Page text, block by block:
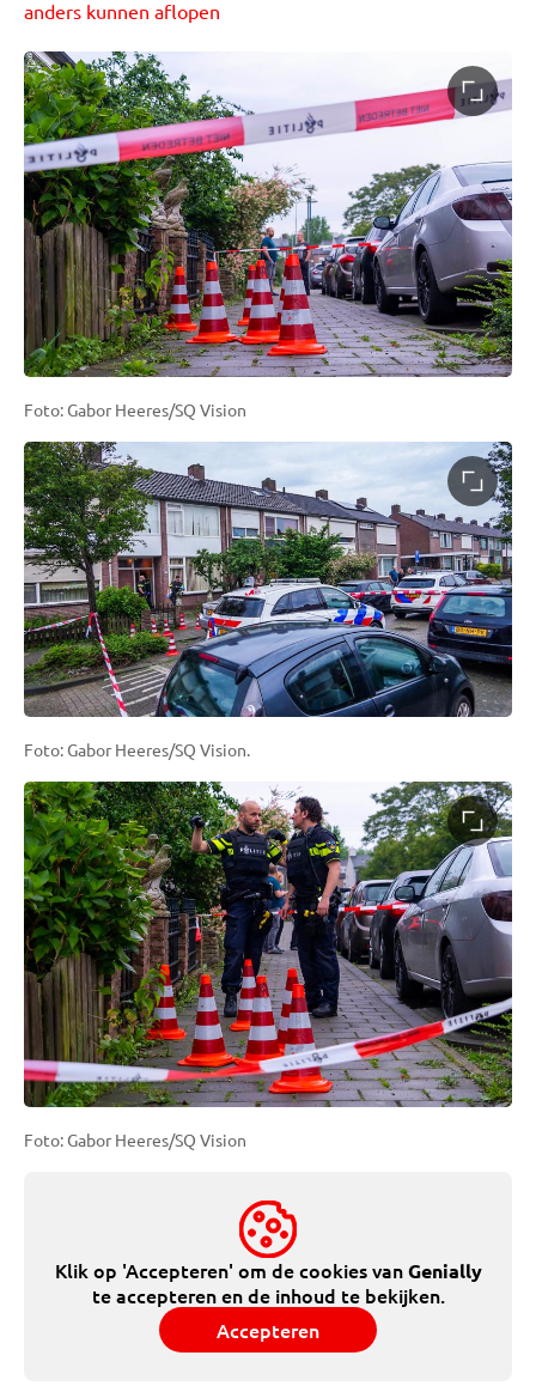
anders kunnen aflopen
Foto: Gabor Heeres/SQ Vision
Foto: Gabor Heeres/SQ Vision.
Foto: Gabor Heeres/SQ Vision
Klik op 'Accepteren' om de cookies vanGenially
te accepteren en de inhoud te bekijken.
Accepteren